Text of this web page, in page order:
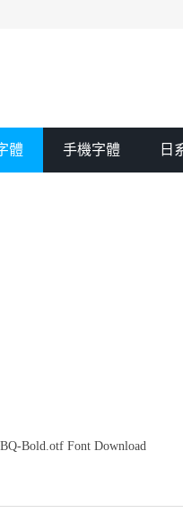
體 手機字體 日
Bold.otf Font Download